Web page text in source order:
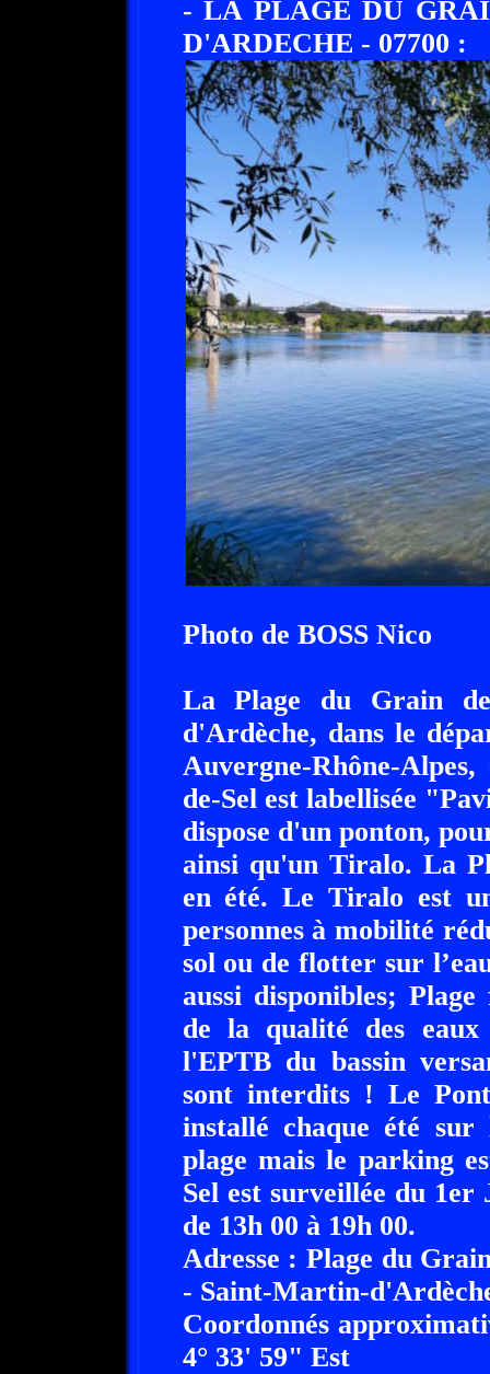
- LA PLAGE DU
D'ARDECHE - 07700 :
Photo de BOSS Nico
La Plage du Grain
d'Ardèche, dans le
Auvergne-Rhône-
de-Sel est labellisée
dispose d'un ponton,
ainsi qu'un Tiralo. La
en été. Le Tiralo est
personnes à mobilité
sol ou de flotter sur
aussi disponibles;
de la qualité des
l'EPTB du bassin
sont interdits ! Le
installé chaque été
plage mais le parking
Sel est surveillée du
de 13h 00 à 19h 00.
Adresse : Plage du
- Saint-Martin-
Coordonnés
4° 33' 59" Est